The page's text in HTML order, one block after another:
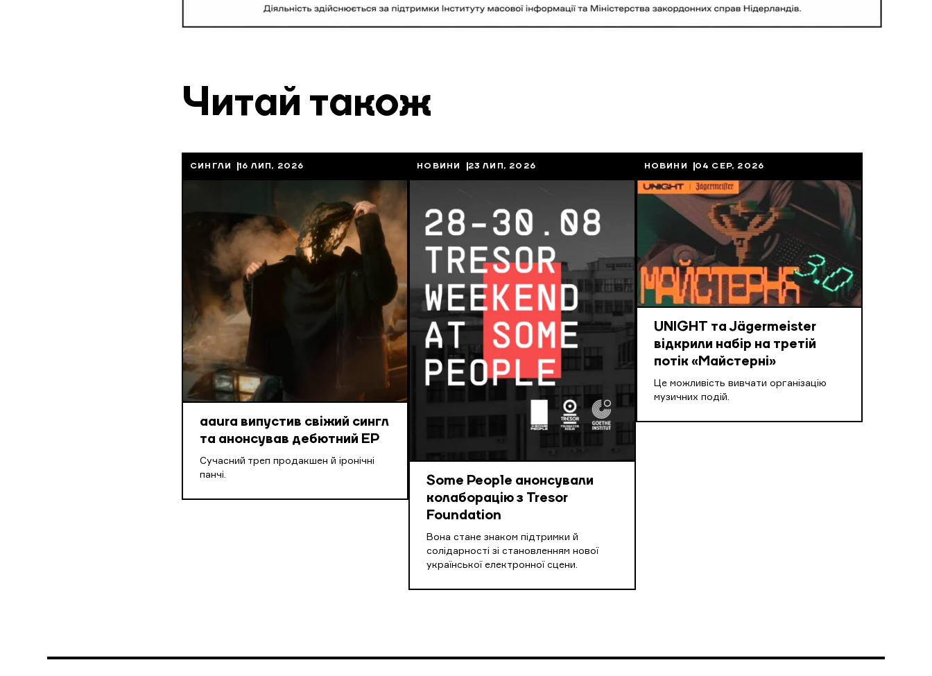
Читай також
СИНГЛИ 16 ЛИП, 2026
aaura випустив свіжий сингл
та анонсував дебютний EP
Cучасний треп продакшен й іронічні
панчі.
НОВИНИ 23 ЛИП, 2026
Some People анонсували
колаборацію з Tresor
Foundation
Вона стане знаком підтримки й
солідарності зі становленням нової
української електронної сцени.
НОВИНИ 04 СЕР, 2026
UNIGHT та Jägermeister
відкрили набір на третій
потік «Майстерні»
Це можливість вивчати організацію
музичних подій.